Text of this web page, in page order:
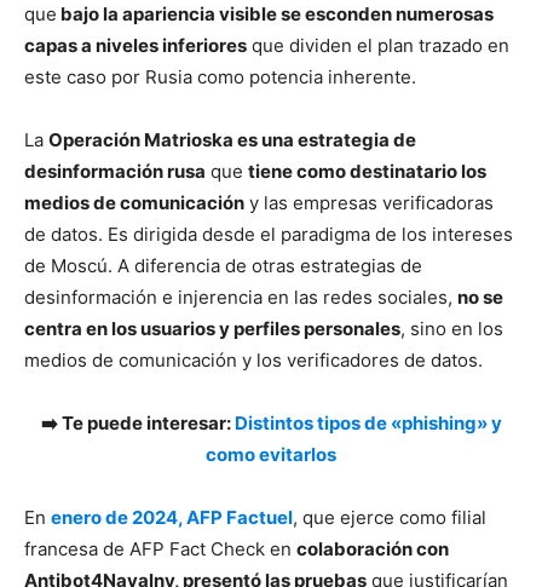
que bajo la apariencia visible se esconden numerosas
capas a niveles inferiores que dividen el plan trazado en
este caso por Rusia como potencia inherente.
La Operación Matrioska es una estrategia de
desinformación rusa que tiene como destinatario los
medios de comunicación y las empresas verificadoras
de datos. Es dirigida desde el paradigma de los intereses
de Moscú. A diferencia de otras estrategias de
desinformación e injerencia en las redes sociales, no se
centra en los usuarios y perfiles personales, sino en los
medios de comunicación y los verificadores de datos.
➡️ Te puede interesar: Distintos tipos de «phishing» y
como evitarlos
En enero de 2024, AFP Factuel, que ejerce como filial
francesa de AFP Fact Check en colaboración con
Antibot4Navalny, presentó las pruebas que justificarían